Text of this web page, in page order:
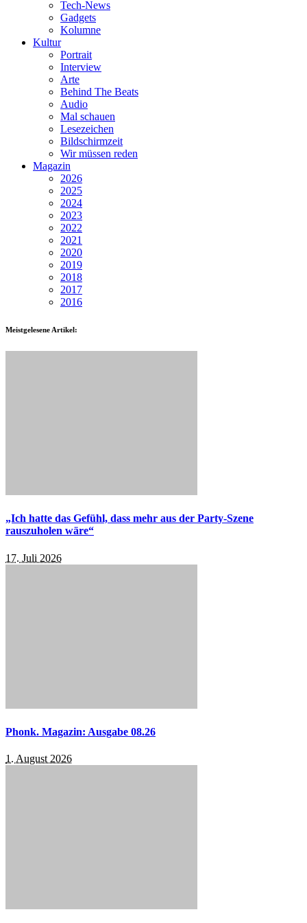
Tech-News
Gadgets
Kolumne
Kultur
Portrait
Interview
Arte
Behind The Beats
Audio
Mal schauen
Lesezeichen
Bildschirmzeit
Wir müssen reden
Magazin
2026
2025
2024
2023
2022
2021
2020
2019
2018
2017
2016
Meistgelesene Artikel:
„Ich hatte das Gefühl, dass mehr aus der Party-Szene
rauszuholen wäre“
17. Juli 2026
Phonk. Magazin: Ausgabe 08.26
1. August 2026